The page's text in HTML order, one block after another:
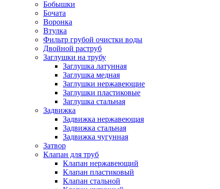
Бобышки
Бочата
Воронка
Втулка
Фильтр грубой очистки воды
Двойной раструб
Заглушки на трубу
Заглушка латунная
Заглушка медная
Заглушки нержавеющие
Заглушки пластиковые
Заглушка стальная
Задвижка
Задвижка нержавеющая
Задвижка стальная
Задвижка чугунная
Затвор
Клапан для труб
Клапан нержавеющий
Клапан пластиковый
Клапан стальной